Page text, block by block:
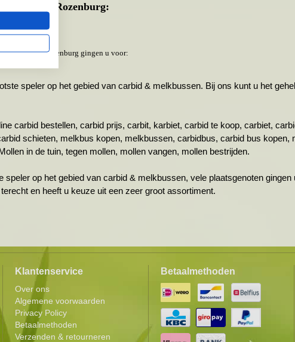
Gemeente Rozenburg:
gemeente Rozenburg gingen u voor:
speler op het gebied van carbid & melkbussen. Bij ons kunt u het
carbid bestellen, carbid prijs, carbit, karbiet, carbid te koop, carbiet,
schieten, melkbus kopen, melkbussen, carbidbus, carbid bus kopen,
in de tuin, tegen mollen, mollen vangen, mollen bestrijden.
speler op het gebied van carbid & melkbussen, vele plaatsgenoten gingen
en heeft u keuze uit een zeer groot assortiment.
Klantenservice
Over ons
Algemene voorwaarden
Privacy Policy
Betaalmethoden
Verzenden & retourneren
Betaalmethoden